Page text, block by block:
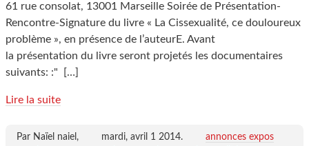
61 rue consolat, 13001 Marseille Soirée de Présentation-
Rencontre-Signature du livre « La Cissexualité, ce douloureux
problème », en présence de l’auteurE. Avant
la présentation du livre seront projetés les documentaires
suivants: :"
[…]
Lire la suite
Par Naïel naiel, mardi, avril 1 2014.
annonces expos